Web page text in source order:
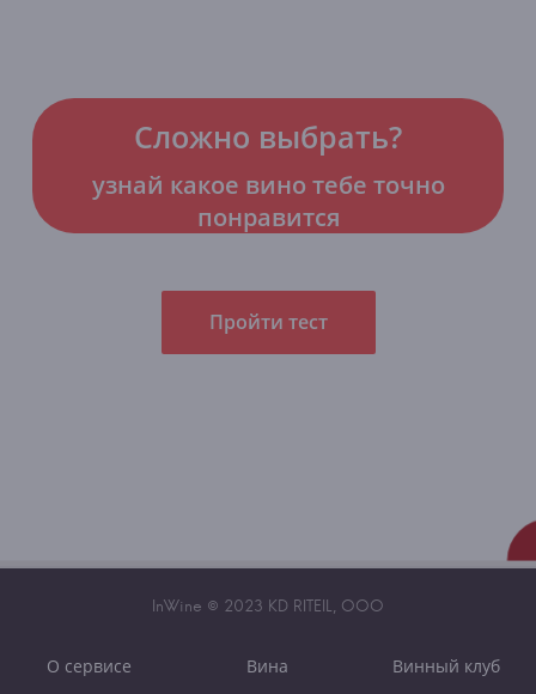
Сложно выбрать?
узнай какое вино тебе точно
понравится
Пройти тест
InWine © 2023 KD RITEIL, OOO
О сервисе Вина Винный клуб